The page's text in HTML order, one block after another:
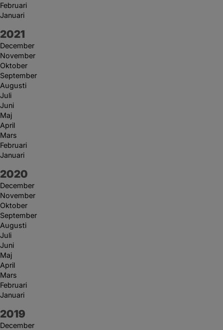
Februari
Januari
År:
2021
December
November
Oktober
September
Augusti
Juli
Juni
Maj
April
Mars
Februari
Januari
År:
2020
December
November
Oktober
September
Augusti
Juli
Juni
Maj
April
Mars
Februari
Januari
År:
2019
December